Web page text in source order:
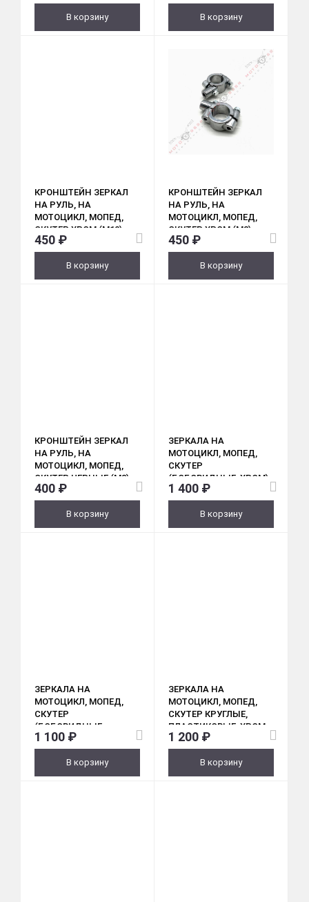
ХРОМ (М10)
В корзину В корзину
КРОНШТЕЙН ЗЕРКАЛ
НА РУЛЬ, НА
МОТОЦИКЛ, МОПЕД,
СКУТЕР ХРОМ (M10)
ПАРА
450 ₽
В корзину
КРОНШТЕЙН ЗЕРКАЛ
НА РУЛЬ, НА
МОТОЦИКЛ, МОПЕД,
СКУТЕР ХРОМ (M8)
ПАРА
450 ₽
В корзину
КРОНШТЕЙН ЗЕРКАЛ
НА РУЛЬ, НА
МОТОЦИКЛ, МОПЕД,
СКУТЕР ЧЕРНЫЕ (M8)
ПАРА
400 ₽
В корзину
ЗЕРКАЛА НА
МОТОЦИКЛ, МОПЕД,
СКУТЕР
(БОБОВИДНЫЕ, ХРОМ)
М10
1 400 ₽
В корзину
ЗЕРКАЛА НА
МОТОЦИКЛ, МОПЕД,
СКУТЕР
(БОБОВИДНЫЕ,
ЗЕЛЕНЫЕ) М10
1 100 ₽
В корзину
ЗЕРКАЛА НА
МОТОЦИКЛ, МОПЕД,
СКУТЕР КРУГЛЫЕ,
ПЛАСТИКОВЫЕ, ХРОМ
(М8, D 100ММ)
1 200 ₽
В корзину